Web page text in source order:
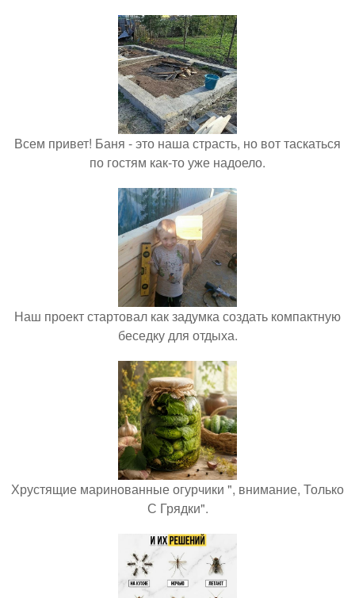
Всем привет! Баня - это наша страсть, но вот таскаться
по гостям как-то уже надоело.
Наш проект стартовал как задумка создать компактную
беседку для отдыха.
Хрустящие маринованные огурчики ", внимание, Только
С Грядки".